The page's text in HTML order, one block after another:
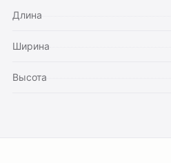
Длина
Ширина
Высота